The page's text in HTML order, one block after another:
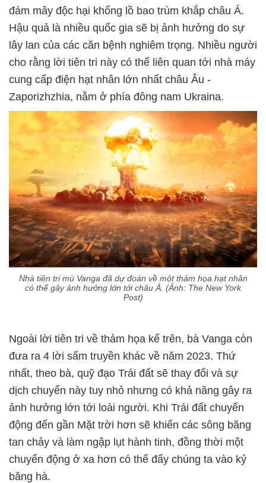
đám mây độc hại khổng lồ bao trùm khắp châu Á.
Hậu quả là nhiều quốc gia sẽ bị ảnh hưởng do sự
lây lan của các căn bệnh nghiêm trọng. Nhiều người
cho rằng lời tiên tri này có thể liên quan tới nhà máy
cung cấp điện hạt nhân lớn nhất châu Âu -
Zaporizhzhia, nằm ở phía đông nam Ukraina.
Nhà tiên tri mù Vanga đã dự đoán về một thảm họa hạt nhân
có thể gây ảnh hưởng lớn tới châu Á. (Ảnh: The New York
Post)
Ngoài lời tiên tri về thảm họa kể trên, bà Vanga còn
đưa ra 4 lời sấm truyền khác về năm 2023. Thứ
nhất, theo bà, quỹ đạo Trái đất sẽ thay đổi và sự
dịch chuyển này tuy nhỏ nhưng có khả năng gây ra
ảnh hưởng lớn tới loài người. Khi Trái đất chuyển
động đến gần Mặt trời hơn sẽ khiến các sông băng
tan chảy và làm ngập lụt hành tinh, đồng thời một
chuyển động ở xa hơn có thể đẩy chúng ta vào kỷ
băng hà.